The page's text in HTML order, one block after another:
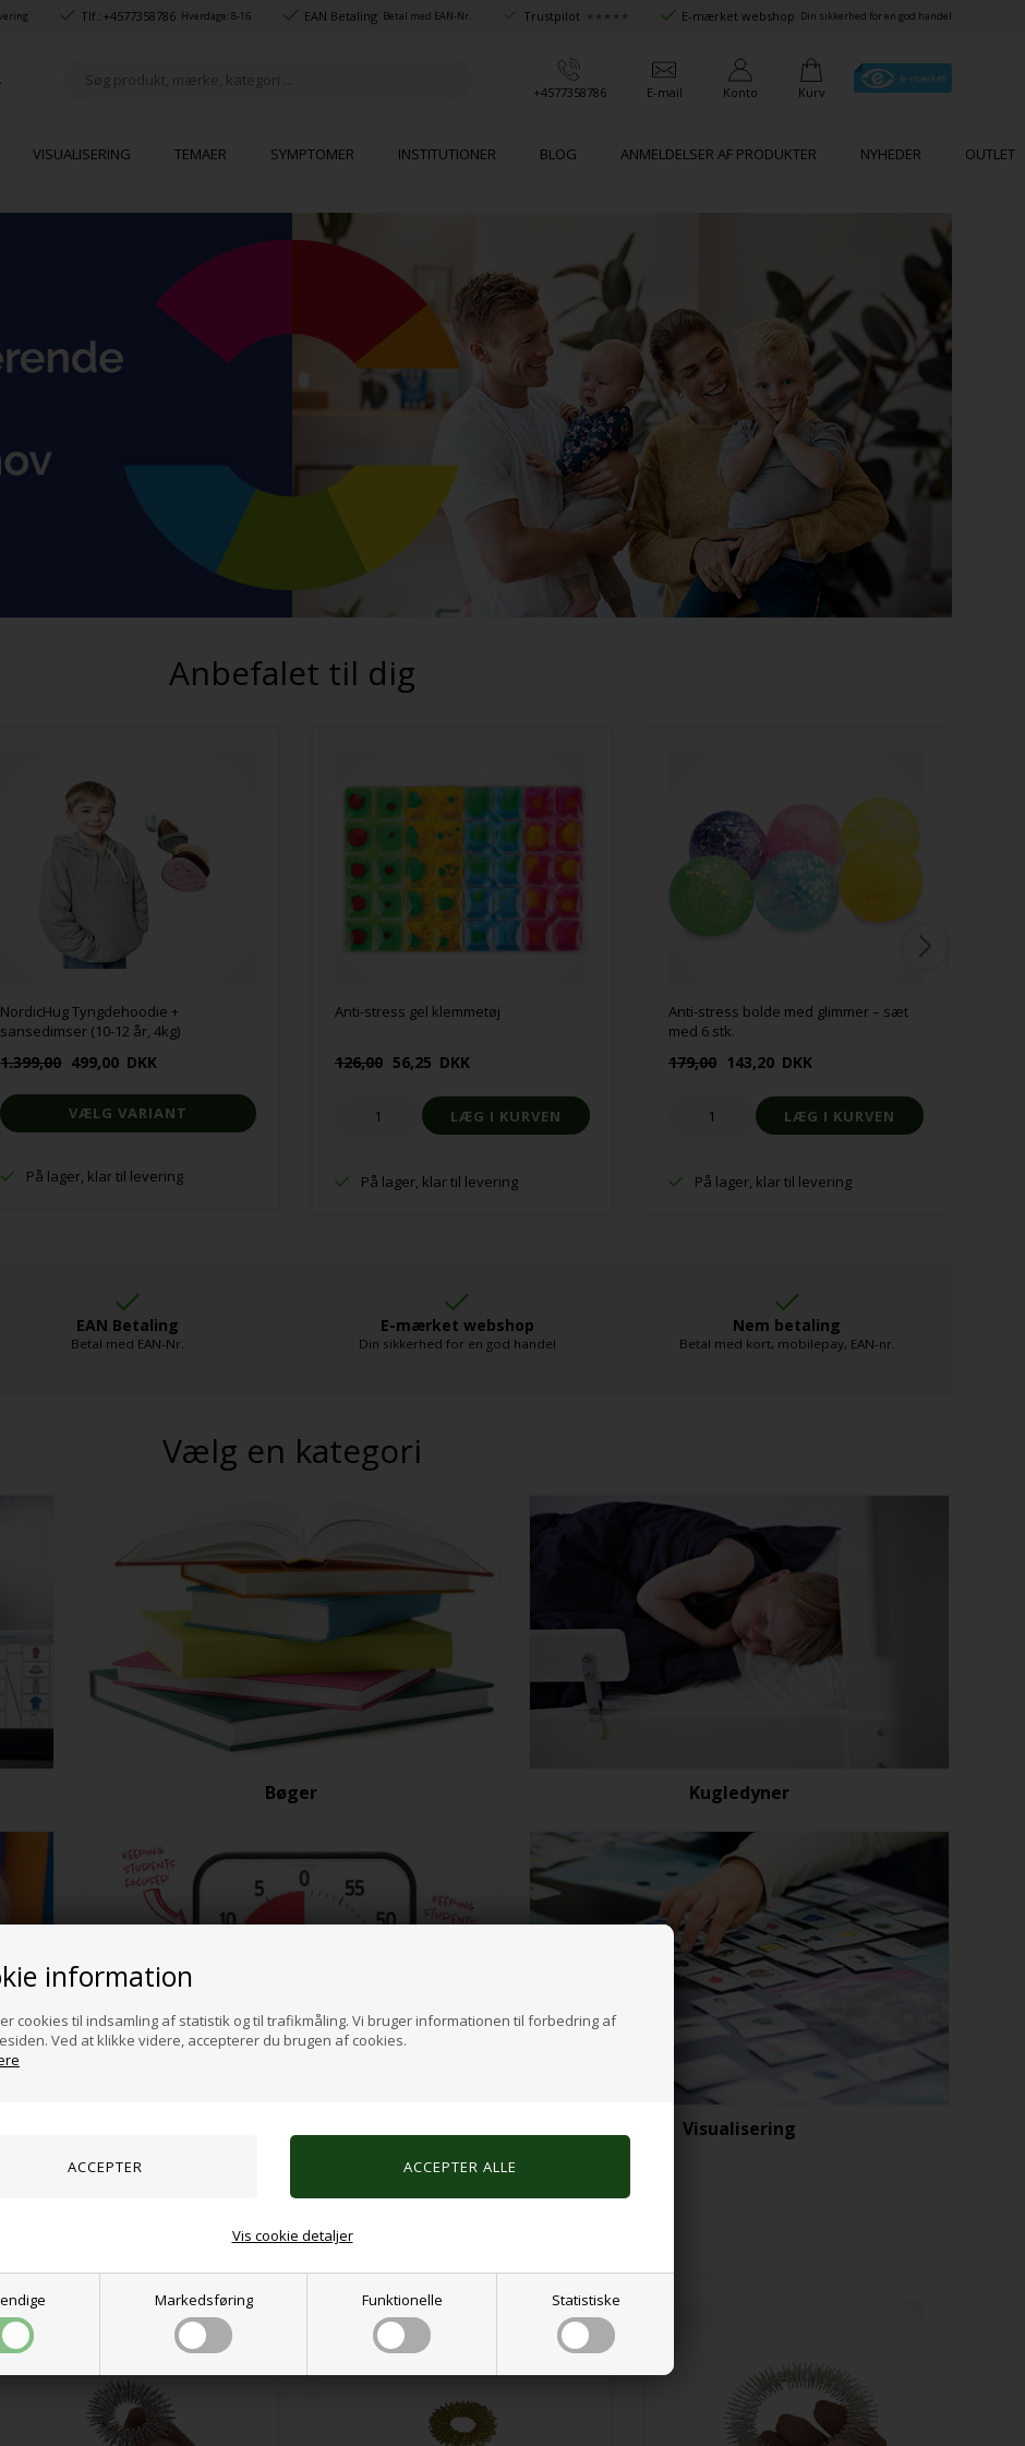
information
cookies til indsamling af statistik og til trafikmåling. Vi bruger informationen til forbedring af
Ved at klikke videre, accepterer du brugen af cookies.
Markedsføring Funktionelle Statistiske
Vis cookie detaljer
Tlf.:+4577358786 Hverdage: 8-16 EAN Betaling Betal med EAN-Nr. Trustpilot ★★★★★ E-mærket webshop Din sikkerhed for en god handel
+4577358786 E-mail Konto Kurv
VISUALISERING TEMAER SYMPTOMER INSTITUTIONER BLOG ANMELDELSER AF PRODUKTER NYHEDER OUTLET
Anbefalet til dig
NordicHug Tyngdehoodie +
sansedimser (10-12 år, 4kg)
1.399,00 499,00 DKK
VÆLG VARIANT
På lager, klar til levering
Anti-stress gel klemmetøj
126,00 56,25 DKK
På lager, klar til levering
Anti-stress bolde med glimmer – sæt
med 6 stk.
179,00 143,20 DKK
På lager, klar til levering
EAN Betaling
Betal med EAN-Nr.
E-mærket webshop
Din sikkerhed for en god handel
Nem betaling
Betal med kort, mobilepay, EAN-nr.
Vælg en kategori
Bøger Kugledyner
Visualisering
Mest populære produkter